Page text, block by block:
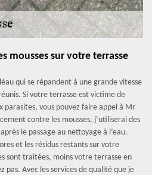
mousses sur votre terrasse
qui se répandent à une grande vitesse
Si votre terrasse est victime de
parasites, vous pouvez faire appel à Mr
contre les mousses, j’utiliserai des
le passage au nettoyage à l’eau.
et les résidus restants sur votre
sont traitées, moins votre terrasse en
pas. Avec les services de qualité que je